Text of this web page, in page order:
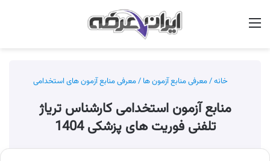
خانه/معرفی منابع آزمون ها /معرفی منابع آزمون های استخدامی
منابع آزمون استخدامی کارشناس تریاژ
تلفنی فوریت های پزشکی 1404